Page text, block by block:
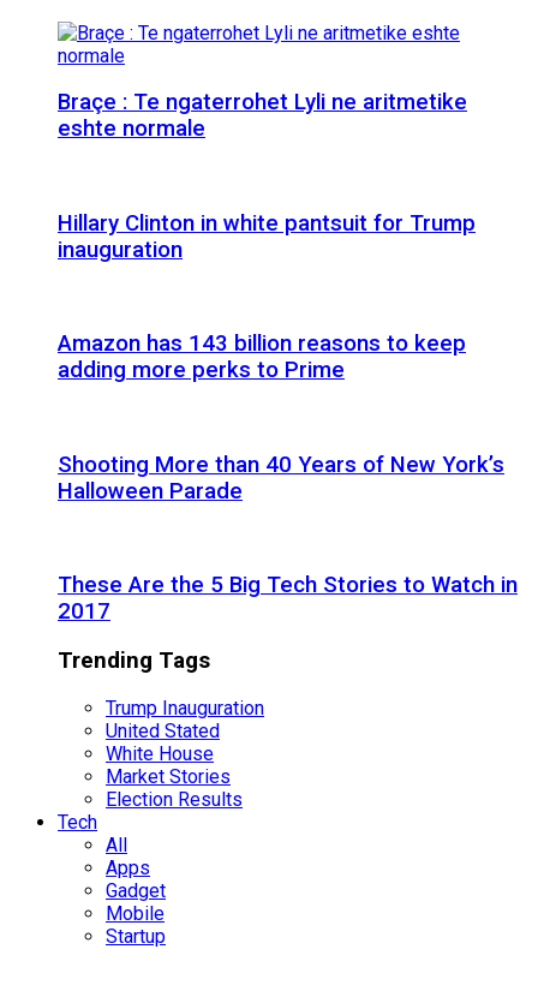
Braçe : Te ngaterrohet Lyli ne aritmetike
eshte normale
Hillary Clinton in white pantsuit for Trump
inauguration
Amazon has 143 billion reasons to keep
adding more perks to Prime
Shooting More than 40 Years of New York’s
Halloween Parade
These Are the 5 Big Tech Stories to Watch in
2017
Trending Tags
Trump Inauguration
United Stated
White House
Market Stories
Election Results
Tech
All
Apps
Gadget
Mobile
Startup